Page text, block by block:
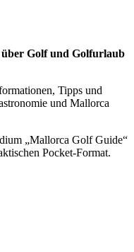
über Golf und Golfurlaub
Tipps und
und Mallorca
„Mallorca Golf Guide“
Pocket-Format.